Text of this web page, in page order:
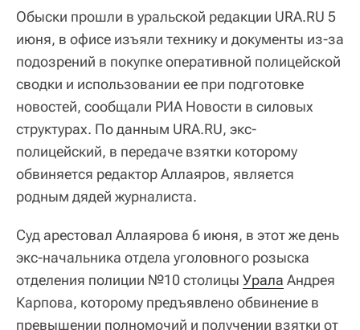
Обыски прошли в уральской редакции URA.RU 5
июня, в офисе изъяли технику и документы из-за
подозрений в покупке оперативной полицейской
сводки и использовании ее при подготовке
новостей, сообщали РИА Новости в силовых
структурах. По данным URA.RU, экс-
полицейский, в передаче взятки которому
обвиняется редактор Аллаяров, является
родным дядей журналиста.
Суд арестовал Аллаярова 6 июня, в этот же день
экс-начальника отдела уголовного розыска
отделения полиции №10 столицы Урала Андрея
Карпова, которому предъявлено обвинение в
превышении полномочий и получении взятки от